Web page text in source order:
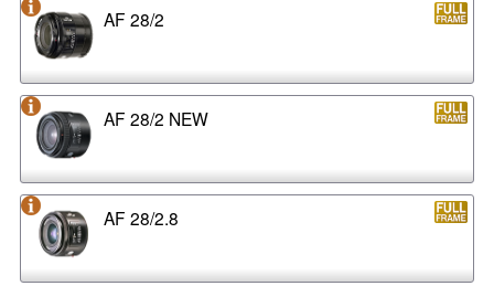
AF 28/2
AF 28/2 NEW
AF 28/2.8